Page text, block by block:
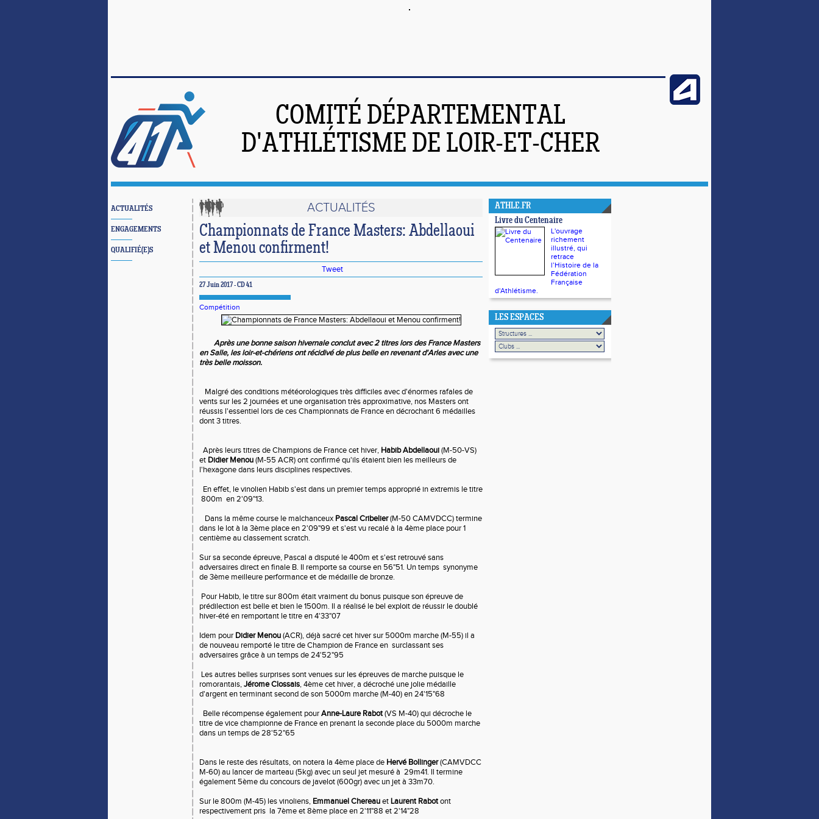
COMITÉ DÉPARTEMENTAL
D'ATHLÉTISME DE LOIR-ET-CHER
ACTUALITÉS
ENGAGEMENTS
QUALIFIÉ(E)S
ACTUALITÉS
Championnats de France Masters: Abdellaoui
et Menou confirment!
Tweet
27 Juin 2017 - CD 41
Compétition
Après une bonne saison hivernale conclut avec 2 titres lors des France Masters
en Salle, les loir-et-chériens ont récidivé de plus belle en revenant d'Arles avec une
très belle moisson.
Malgré des conditions météorologiques très difficiles avec d'énormes rafales de
vents sur les 2 journées et une organisation très approximative, nos Masters ont
réussis l'essentiel lors de ces Championnats de France en décrochant 6 médailles
dont 3 titres.
Après leurs titres de Champions de France cet hiver, Habib Abdellaoui(M-50-VS)
et Didier Menou(M-55 ACR) ont confirmé qu'ils étaient bien les meilleurs de
l'hexagone dans leurs disciplines respectives.
En effet, le vinolien Habib s'est dans un premier temps approprié in extremis le titre
800m en 2'09"13.
Dans la même course le malchanceux Pascal Cribelier(M-50 CAMVDCC) termine
dans le lot à la 3ème place en 2'09"99 et s'est vu recalé à la 4ème place pour 1
centième au classement scratch.
Sur sa seconde épreuve, Pascal a disputé le 400m et s'est retrouvé sans
adversaires direct en finale B. Il remporte sa course en 56"51. Un temps synonyme
de 3ème meilleure performance et de médaille de bronze.
Pour Habib, le titre sur 800m était vraiment du bonus puisque son épreuve de
prédilection est belle et bien le 1500m. Il a réalisé le bel exploit de réussir le doublé
hiver-été en remportant le titre en 4'33"07
Idem pour Didier Menou(ACR), déjà sacré cet hiver sur 5000m marche (M-55) il a
de nouveau remporté le titre de Champion de France en surclassant ses
adversaires grâce à un temps de 24'52"95
Les autres belles surprises sont venues sur les épreuves de marche puisque le
romorantais,Jérome Clossais, 4ème cet hiver, a décroché une jolie médaille
d'argent en terminant second de son 5000m marche (M-40) en 24'15"68
Belle récompense également pourAnne-Laure Rabot(VS M-40) qui décroche le
titre de vice championne de France en prenant la seconde place du 5000m marche
dans un temps de 28'52"65
Dans le reste des résultats, on notera la 4ème place de Hervé Bollinger(CAMVDCC
M-60) au lancer de marteau (5kg) avec un seul jet mesuré à 29m41. Il termine
également 5ème du concours de javelot (600gr) avec un jet à 33m70.
Sur le 800m (M-45) les vinoliens, Emmanuel Chereauet Laurent Rabotont
respectivement pris la 7ème et 8ème place en 2'11"88 et 2'14"28
ATHLE.FR
Livre du Centenaire
L'ouvrage
richement
illustré, qui
retrace
l’Histoire de la
Fédération
Française
d'Athlétisme.
LES ESPACES